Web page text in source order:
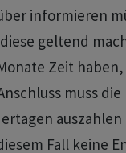
informieren
geltend
Zeit
muss
Fall keine